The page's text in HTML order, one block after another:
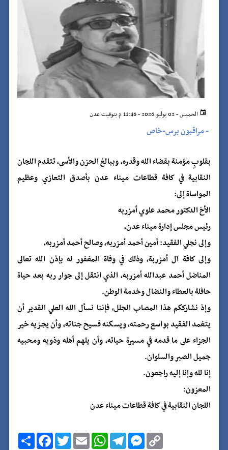
الخميس - 02 يوليو 2026 - 11:46 م بتوقيت عدن
-مراقبون برس-خاص
بقلوبٍ مؤمنة بقضاء الله وقدره، وببالغ الحزن والأسى، تتقدم اللجان
النقابية في كافة قطاعات ميناء عدن بأصدق التعازي وعظيم
المواساة إلى:
الأخ الدكتور محمد علوي أمزربه
رئيس مجلس إدارة ميناء عدن،
وإلى نجلي الفقيد: أمين أحمد أمزربه، وصالح أحمد أمزربه،
وإلى كافة آل أمزربة، وذلك في وفاة المغفور له بإذن الله تعالى
المناضل أحمد عبدالله أمزربه، الذي انتقل إلى جوار ربه بعد حياة
حافلة بالعطاء والنضال وخدمة الوطن.
وإذ نشارككم هذا المصاب الجلل، فإننا نسأل الله العلي القدير أن
يتغمد الفقيد بواسع رحمته، ويسكنه فسيح جناته، وأن يجزيه خير
الجزاء على ما قدمه في مسيرة حياته، وأن يلهم أهله وذويه ومحبيه
جميل الصبر والسلوان.
إنا لله وإنا إليه راجعون.
المعزون:
اللجان النقابية في كافة قطاعات ميناء عدن
ا
ن
F
a
T
w
E
m
W
h
T
e
M
e
C
o